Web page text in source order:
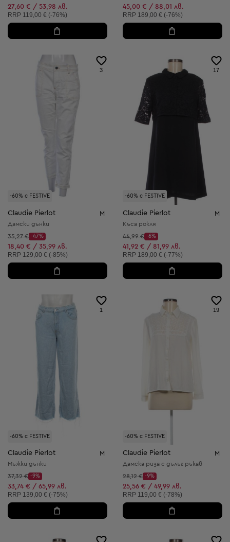
Намалена цена:
27,60 € / 53,98 лв.
Препоръчителна цена:
RRP 119,00 € (-76%)
45,00 € / 88,01 лв.
Препоръчителна цена:
RRP 189,00 € (-76%)
-60% с FESTIVE
3
Claudie Pierlot M
Дамски дънки
Начална цена:
35,27 €
Discount Price:
-47%
Намалена цена:
18,40 € / 35,99 лв.
Препоръчителна цена:
RRP 129,00 € (-85%)
-60% с FESTIVE
17
Claudie Pierlot M
Къса рокля
Начална цена:
44,99 €
Discount Price:
-6%
Намалена цена:
41,92 € / 81,99 лв.
Препоръчителна цена:
RRP 189,00 € (-77%)
-60% с FESTIVE
1
Claudie Pierlot M
Мъжки дънки
Начална цена:
37,32 €
Discount Price:
-9%
Намалена цена:
33,74 € / 65,99 лв.
Препоръчителна цена:
RRP 139,00 € (-75%)
-60% с FESTIVE
19
Claudie Pierlot M
Дамска риза с дълъг ръкав
Начална цена:
28,12 €
Discount Price:
-9%
Намалена цена:
25,56 € / 49,99 лв.
Препоръчителна цена:
RRP 119,00 € (-78%)